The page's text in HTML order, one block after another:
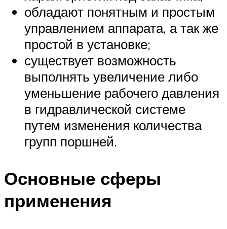
обладают понятным и простым
управлением аппарата, а так же
простой в установке;
существует возможность
выполнять увеличение либо
уменьшение рабочего давления
в гидравлической системе
путем изменения количества
групп поршней.
Основные сферы
применения